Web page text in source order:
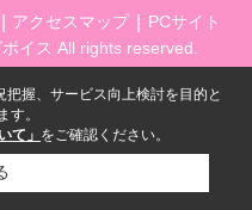
アクセスマップ
PCサイト
イス All rights reserved.
握、サービス向上検討を目的と
す。
て」 をご確認ください。